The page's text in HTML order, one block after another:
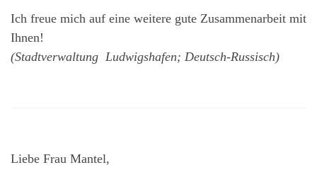
Ich freue mich auf eine weitere gute Zusammenarbeit mit
Ihnen!
(Stadtverwaltung Ludwigshafen; Deutsch-Russisch)
Liebe Frau Mantel,